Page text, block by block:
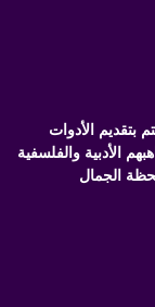
بتقديم الأدوات
الأدبية والفلسفية
الجمال